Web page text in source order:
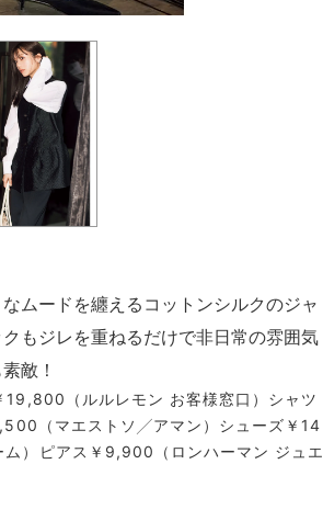
ムードを纏えるコットンシルクのジャ
もジレを重ねるだけで非日常の雰囲気
敵！
（ルルレモン お客様窓口）シャツ
（マエストソ╱アマン）シューズ￥14
）ピアス￥9,900（ロンハーマン ジュエ